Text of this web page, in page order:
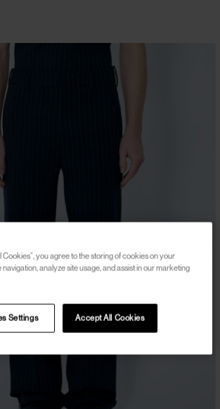
Cookies”, you agree to the storing of cookies on your
analyze site usage, and assist in our marketing
Accept All Cookies
Settings